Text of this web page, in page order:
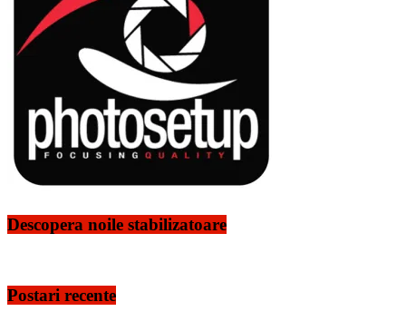
Descopera noile stabilizatoare
Postari recente